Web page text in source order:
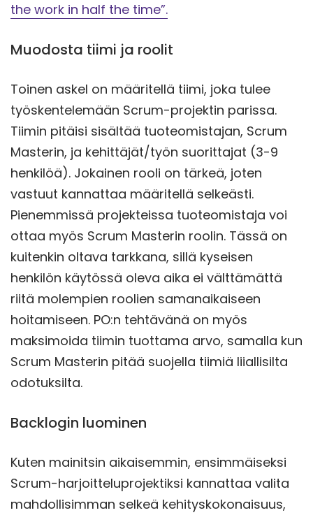
the work in half the time”.
Muodosta tiimi ja roolit
Toinen askel on määritellä tiimi, joka tulee
työskentelemään Scrum-projektin parissa.
Tiimin pitäisi sisältää tuoteomistajan, Scrum
Masterin, ja kehittäjät/työn suorittajat (3-9
henkilöä). Jokainen rooli on tärkeä, joten
vastuut kannattaa määritellä selkeästi.
Pienemmissä projekteissa tuoteomistaja voi
ottaa myös Scrum Masterin roolin. Tässä on
kuitenkin oltava tarkkana, sillä kyseisen
henkilön käytössä oleva aika ei välttämättä
riitä molempien roolien samanaikaiseen
hoitamiseen. PO:n tehtävänä on myös
maksimoida tiimin tuottama arvo, samalla kun
Scrum Masterin pitää suojella tiimiä liiallisilta
odotuksilta.
Backlogin luominen
Kuten mainitsin aikaisemmin, ensimmäiseksi
Scrum-harjoitteluprojektiksi kannattaa valita
mahdollisimman selkeä kehityskokonaisuus,